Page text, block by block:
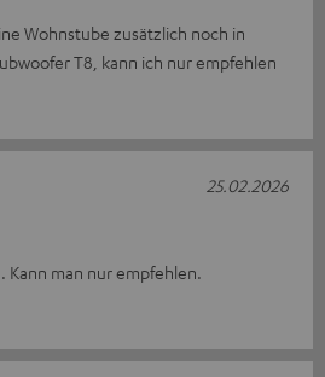
Wohnstube zusätzlich noch in
T8, kann ich nur empfehlen
Kann man nur empfehlen.
25.02.2026